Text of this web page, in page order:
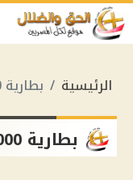
الرئيسية بطارية 5000
بطارية 5000